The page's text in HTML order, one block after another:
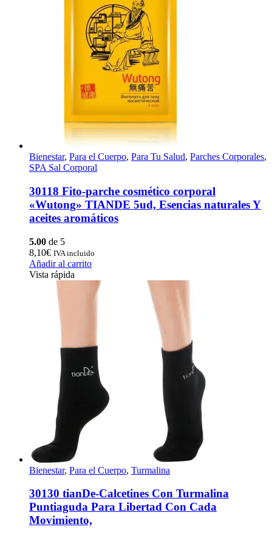
Bienestar, Para el Cuerpo, Para Tu Salud, Parches Corporales,
SPA Sal Corporal
30118 Fito-parche cosmético corporal
«Wutong» TIANDE 5ud, Esencias naturales Y
aceites aromáticos
5.00 de 5
8,10€ IVA incluido
Añadir al carrito
Vista rápida
Bienestar, Para el Cuerpo, Turmalina
30130 tianDe-Calcetines Con Turmalina
Puntiaguda Para Libertad Con Cada
Movimiento,